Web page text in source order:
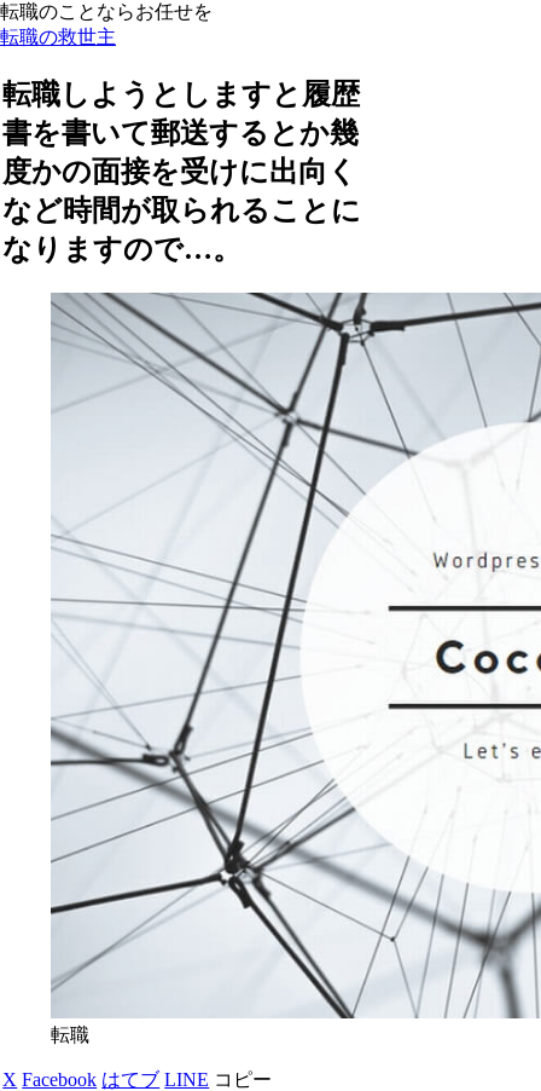
転職のことならお任せを
転職の救世主
転職しようとしますと履歴
書を書いて郵送するとか幾
度かの面接を受けに出向く
など時間が取られることに
なりますので…。
転職
X Facebook はてブ LINE コピー